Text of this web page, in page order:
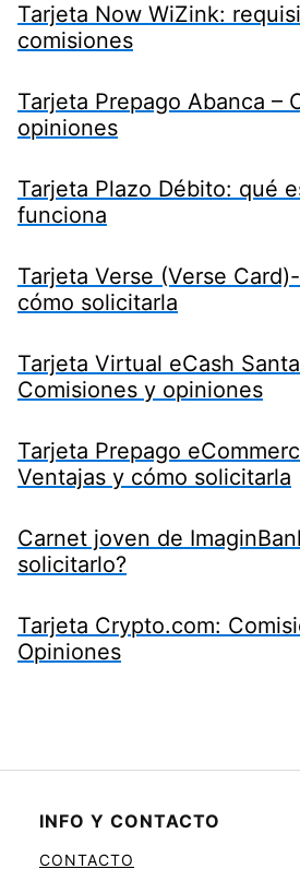
Tarjeta Now WiZink:
comisiones
Tarjeta Prepago Abanca –
opiniones
Tarjeta Plazo Débito: qué
funciona
Tarjeta Verse (Verse
cómo solicitarla
Tarjeta Virtual eCash
Comisiones y opiniones
Tarjeta Prepago
Ventajas y cómo solicitarla
Carnet joven de
solicitarlo?
Tarjeta Crypto.com:
Opiniones
INFO Y CONTACTO
CONTACTO